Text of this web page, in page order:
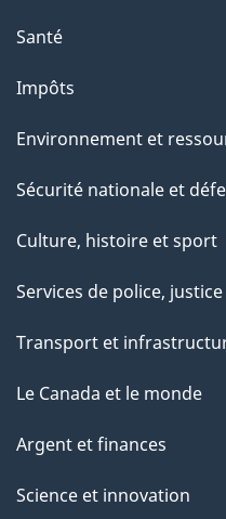
Santé
Impôts
Environnement et
Sécurité nationale et
Culture, histoire et sport
Services de police,
Transport et
Le Canada et le monde
Argent et finances
Science et innovation